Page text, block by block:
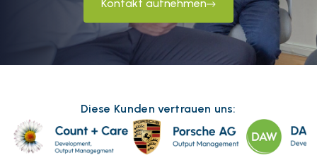
Kontakt aufnehmen
Diese Kunden vertrauen uns: